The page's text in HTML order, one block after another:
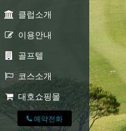
클럽소개
이용안내
골프텔
코스소개
대호쇼핑몰
예약전화